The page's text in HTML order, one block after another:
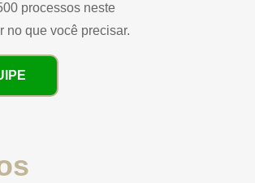
processos neste
no que você precisar.